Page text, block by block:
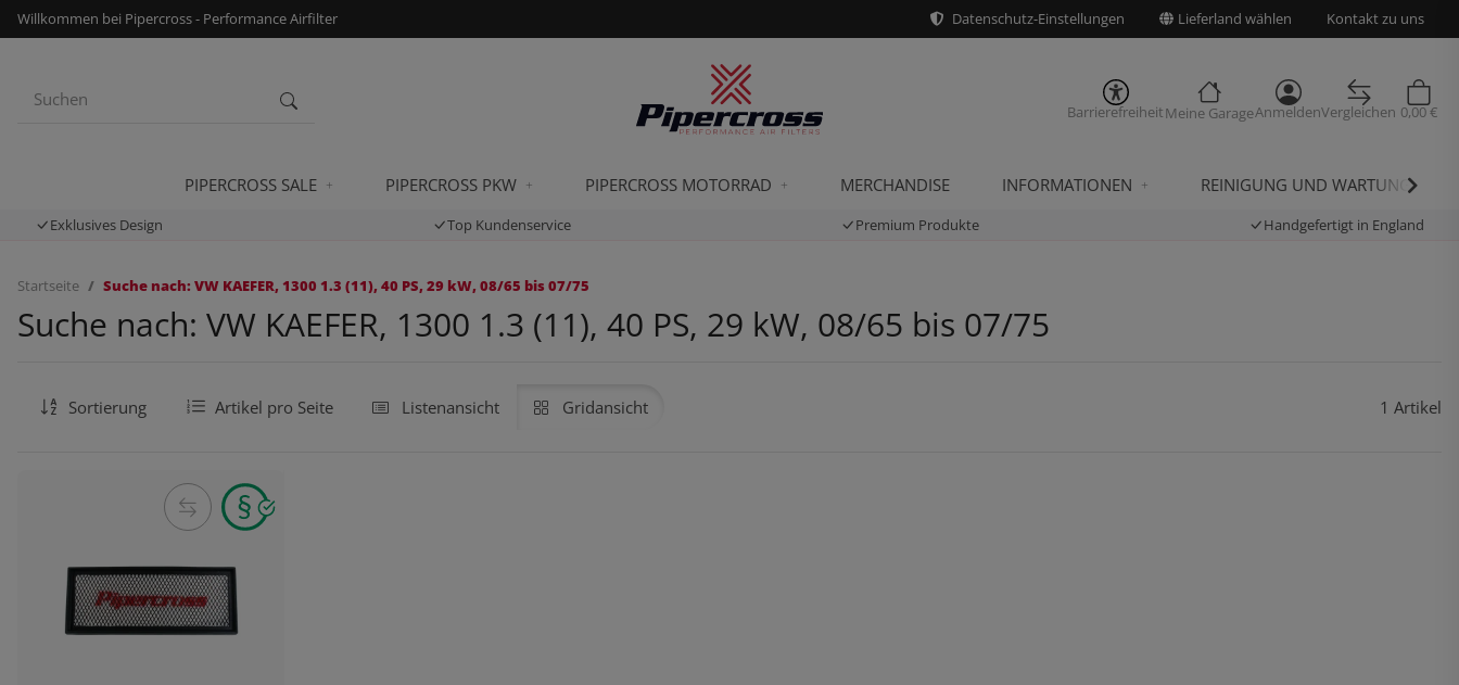
Willkommen bei Pipercross - Performance Airfilter Datenschutz-Einstellungen Lieferland wählen Kontakt zu uns
BarrierefreiheitMeine GarageAnmeldenVergleichen 0,00 €
PIPERCROSS SALE PIPERCROSS PKW PIPERCROSS MOTORRAD MERCHANDISE INFORMATIONEN REINIGUNG UND WARTUNG
Exklusives Design Top Kundenservice Premium Produkte Handgefertigt in England
Startseite Suche nach: VW KAEFER, 1300 1.3 (11), 40 PS, 29 kW, 08/65 bis 07/75
Suche nach: VW KAEFER, 1300 1.3 (11), 40 PS, 29 kW, 08/65 bis 07/75
Sortierung Artikel pro Seite Listenansicht Gridansicht 1 Artikel